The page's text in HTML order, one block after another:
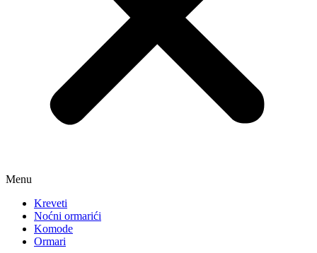
Menu
Kreveti
Noćni ormarići
Komode
Ormari